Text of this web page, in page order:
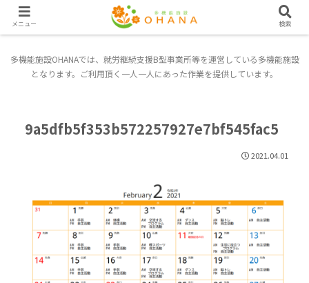
多機能施設OHANAでは、就労継続支援B型事業所等を運営している多機能施設
となります。ご利用頂く一人一人にあった作業を提供しています。
9a5dfb5f353b572257927e7bf545fac5
2021.04.01
メニュー 検索